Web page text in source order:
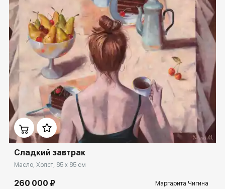
Домен: rakovgallery.ru
Сладкий завтрак
Масло, Холст, 85 x 85 см
260 000 ₽ Маргарита Чигина